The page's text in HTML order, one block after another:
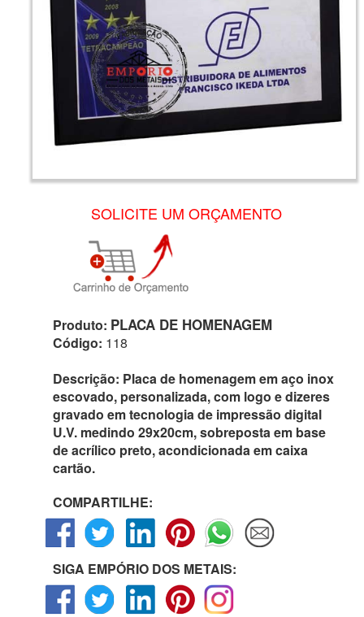
SOLICITE UM ORÇAMENTO
Produto: PLACA DE HOMENAGEM
Código: 118
Descrição: Placa de homenagem em aço inox
escovado, personalizada, com logo e dizeres
gravado em tecnologia de impressão digital
U.V. medindo 29x20cm, sobreposta em base
de acrílico preto, acondicionada em caixa
cartão.
COMPARTILHE:
SIGA EMPÓRIO DOS METAIS: